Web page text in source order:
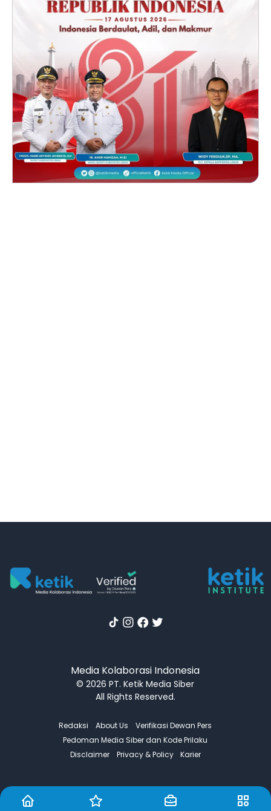
Media Kolaborasi Indonesia
© 2026 PT. Ketik Media Siber
All Rights Reserved.
Redaksi About Us
Verifikasi Dewan Pers
Pedoman Media Siber dan Kode Prilaku
Disclaimer
Privacy & Policy Karier